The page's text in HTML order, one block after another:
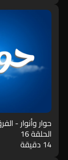
حوار وأنوار -
الحلقة 16
14 دقيقة